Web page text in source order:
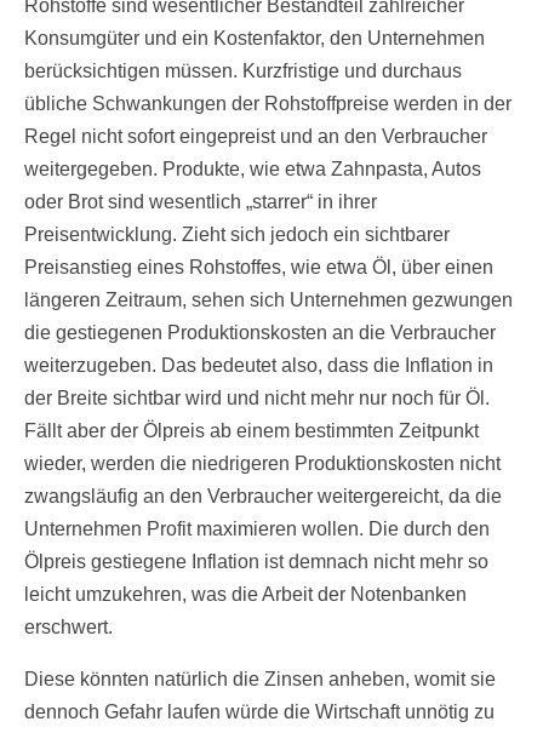
Rohstoffe sind wesentlicher Bestandteil zahlreicher
Konsumgüter und ein Kostenfaktor, den Unternehmen
berücksichtigen müssen. Kurzfristige und durchaus
übliche Schwankungen der Rohstoffpreise werden in der
Regel nicht sofort eingepreist und an den Verbraucher
weitergegeben. Produkte, wie etwa Zahnpasta, Autos
oder Brot sind wesentlich „starrer“ in ihrer
Preisentwicklung. Zieht sich jedoch ein sichtbarer
Preisanstieg eines Rohstoffes, wie etwa Öl, über einen
längeren Zeitraum, sehen sich Unternehmen gezwungen
die gestiegenen Produktionskosten an die Verbraucher
weiterzugeben. Das bedeutet also, dass die Inflation in
der Breite sichtbar wird und nicht mehr nur noch für Öl.
Fällt aber der Ölpreis ab einem bestimmten Zeitpunkt
wieder, werden die niedrigeren Produktionskosten nicht
zwangsläufig an den Verbraucher weitergereicht, da die
Unternehmen Profit maximieren wollen. Die durch den
Ölpreis gestiegene Inflation ist demnach nicht mehr so
leicht umzukehren, was die Arbeit der Notenbanken
erschwert.
Diese könnten natürlich die Zinsen anheben, womit sie
dennoch Gefahr laufen würde die Wirtschaft unnötig zu